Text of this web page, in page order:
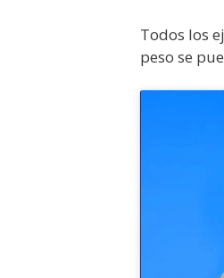
Todos los
peso se